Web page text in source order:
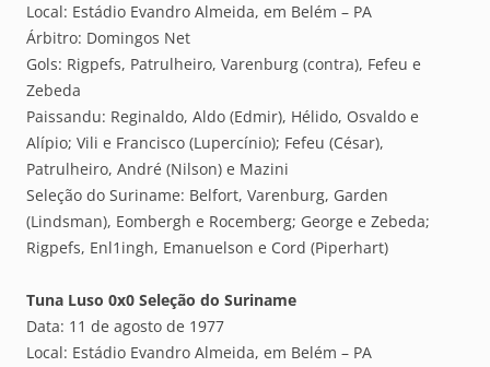
Local: Estádio Evandro Almeida, em Belém – PA
Árbitro: Domingos Net
Gols: Rigpefs, Patrulheiro, Varenburg (contra), Fefeu e
Zebeda
Paissandu: Reginaldo, Aldo (Edmir), Hélido, Osvaldo e
Alípio; Vili e Francisco (Lupercínio); Fefeu (César),
Patrulheiro, André (Nilson) e Mazini
Seleção do Suriname: Belfort, Varenburg, Garden
(Lindsman), Eombergh e Rocemberg; George e Zebeda;
Rigpefs, Enl1ingh, Emanuelson e Cord (Piperhart)
Tuna Luso 0x0 Seleção do Suriname
Data: 11 de agosto de 1977
Local: Estádio Evandro Almeida, em Belém – PA